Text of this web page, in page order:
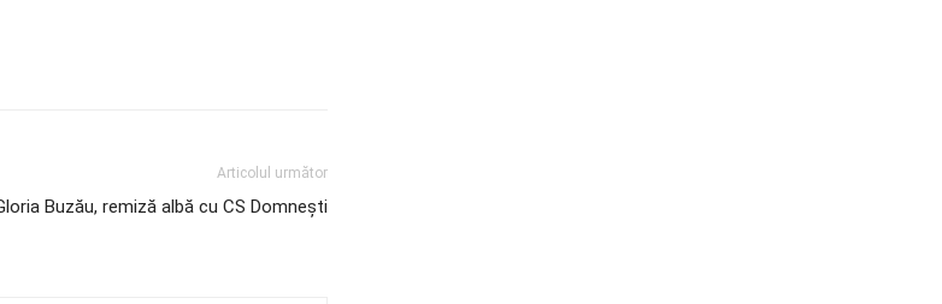
Articolul următor
Buzău, remiză albă cu CS Domneşti